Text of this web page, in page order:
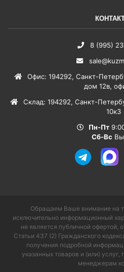
8 (995)
Офис: 194292, Санкт-
дом 12в,
Склад: 194292, Санкт-
10к3
Пн-Пт
Сб-Вс
Обращаем Ваше внимание на
исключительно информационный
не является публичной офертой,
Статьи 437 (2) Гражданского
получения подробной
указанных товаров и (или)
менеджерам